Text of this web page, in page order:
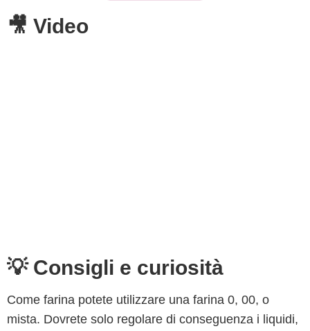
🎥 Video
💡 Consigli e curiosità
Come farina potete utilizzare una farina 0, 00, o
mista. Dovrete solo regolare di conseguenza i liquidi,